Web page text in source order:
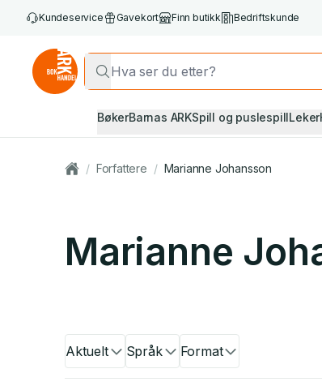
Kundeservice Gavekort Finn butikk Bedriftskunde
BøkerBarnas ARKSpill og puslespillLeker
/ Forfattere / Marianne Johansson
Marianne
Aktuelt Språk Format